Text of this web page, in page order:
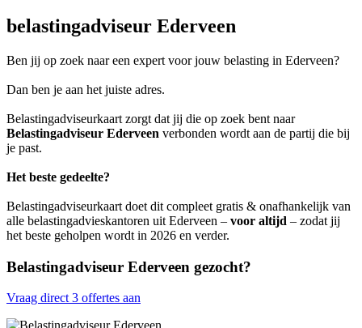
belastingadviseur Ederveen
Ben jij op zoek naar een expert voor jouw belasting in Ederveen?
Dan ben je aan het juiste adres.
Belastingadviseurkaart zorgt dat jij die op zoek bent naar
Belastingadviseur Ederveen verbonden wordt aan de partij die bij
je past.
Het beste gedeelte?
Belastingadviseurkaart doet dit compleet gratis & onafhankelijk van
alle belastingadvieskantoren uit Ederveen – voor altijd – zodat jij
het beste geholpen wordt in 2026 en verder.
Belastingadviseur Ederveen gezocht?
Vraag direct 3 offertes aan